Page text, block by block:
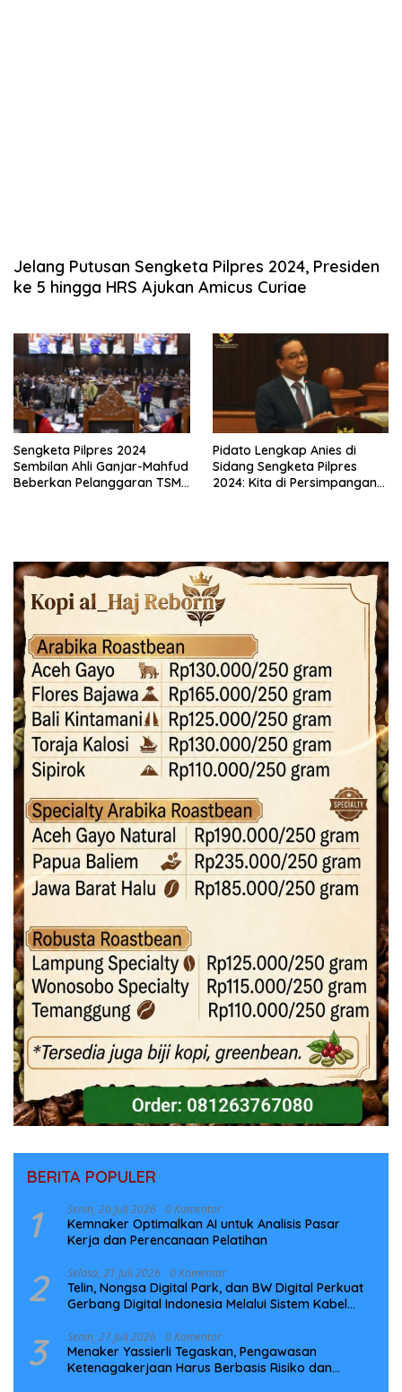
Jelang Putusan Sengketa Pilpres 2024, Presiden
ke 5 hingga HRS Ajukan Amicus Curiae
Sengketa Pilpres 2024
Sembilan Ahli Ganjar-Mahfud
Beberkan Pelanggaran TSM
Pidato Lengkap Anies di
Sidang Sengketa Pilpres
2024: Kita di Persimpangan
BERITA POPULER
1 Senin, 20 Juli 2026 0 Komentar
Kemnaker Optimalkan AI untuk Analisis Pasar
Kerja dan Perencanaan Pelatihan
2 Selasa, 21 Juli 2026 0 Komentar
Telin, Nongsa Digital Park, dan BW Digital Perkuat
Gerbang Digital Indonesia Melalui Sistem Kabel
3 Senin, 27 Juli 2026 0 Komentar
Menaker Yassierli Tegaskan, Pengawasan
Ketenagakerjaan Harus Berbasis Risiko dan